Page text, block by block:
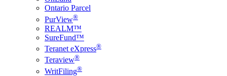
Ontario Parcel
PurView®
REALM™
SureFund™
Teranet eXpress®
Teraview®
WritFiling®